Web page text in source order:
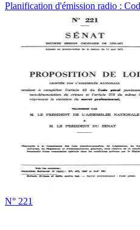
Planification d'émission radio :
N° 221